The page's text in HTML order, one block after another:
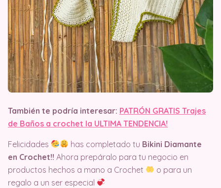
También te podría interesar: PATRÓN GRATIS Trajes
de Baños a crochet la ULTIMA TENDENCIA!
Felicidades has completado tu Bikini Diamante
en Crochet!! Ahora prepáralo para tu negocio en
productos hechos a mano a Crochet
o para un
regalo a un ser especial